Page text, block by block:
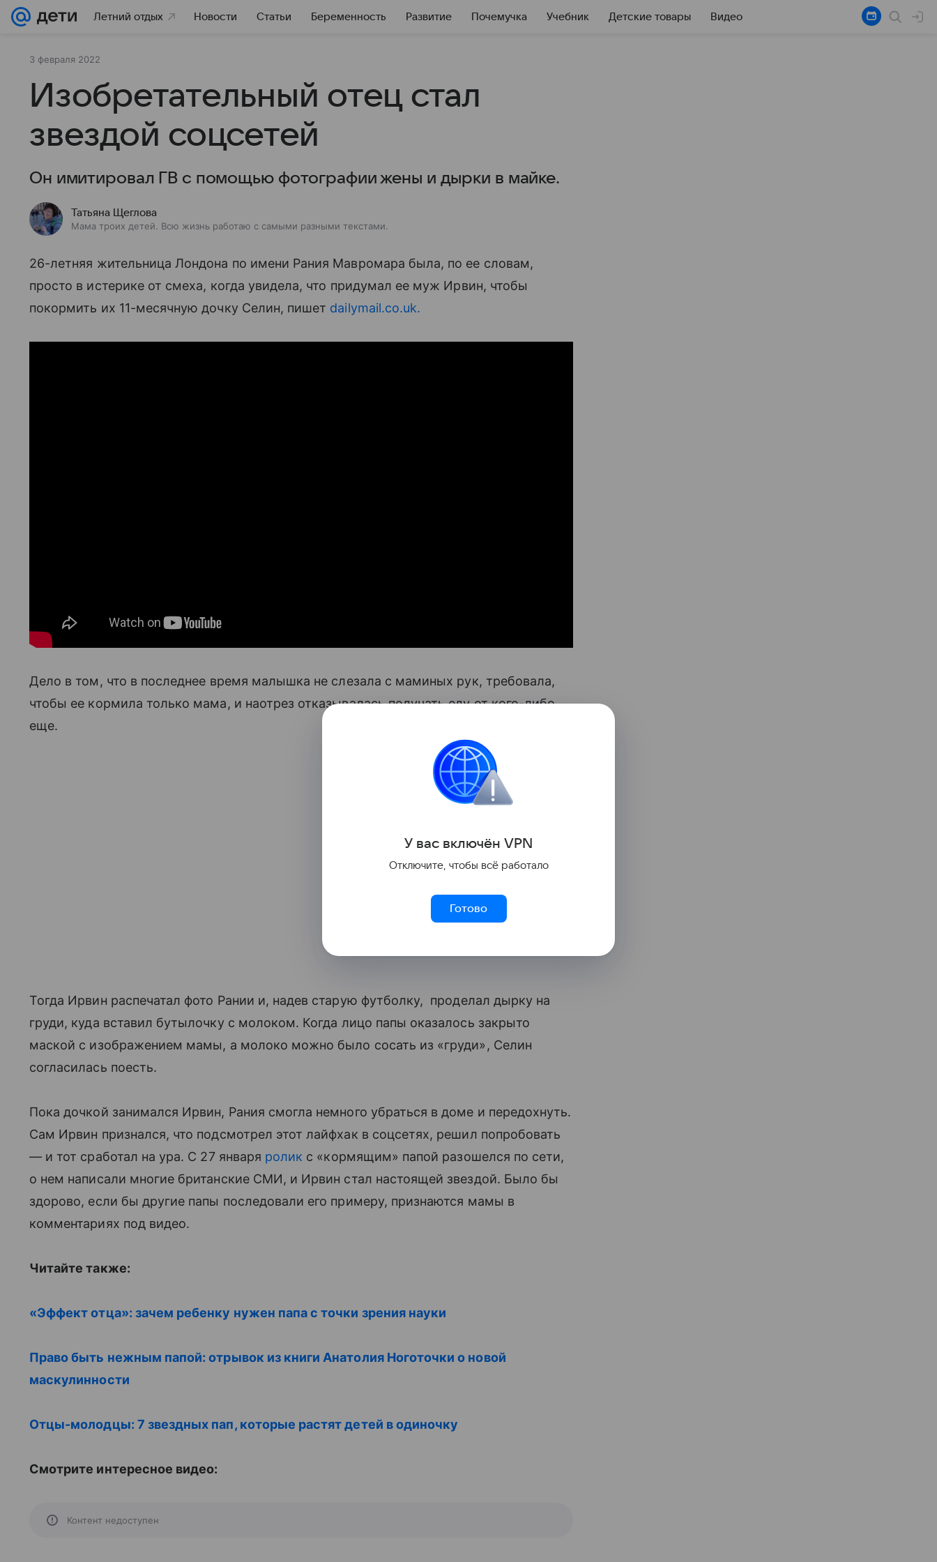
Летний отдых Новости Статьи Беременность Развитие Почемучка Учебник Детские товары Видео
3 февраля 2022
Изобретательный отец стал
звездой соцсетей
Он имитировал ГВ с помощью фотографии жены и дырки в майке.
Татьяна Щеглова
Мама троих детей. Всю жизнь работаю с самыми разными текстами.
26-летняя жительница Лондона по имени Рания Мавромара была, по ее словам,
просто в истерике от смеха, когда увидела, что придумал ее муж Ирвин, чтобы
покормить их 11-месячную дочку Селин, пишет dailymail.co.uk.
Дело в том, что в последнее время малышка не слезала с маминых рук, требовала,
чтобы ее кормила только мама, и наотрез отказывалась получать еду от кого-либо
еще.
Тогда Ирвин распечатал фото Рании и, надев старую футболку, проделал дырку на
груди, куда вставил бутылочку с молоком. Когда лицо папы оказалось закрыто
маской с изображением мамы, а молоко можно было сосать из «груди», Селин
согласилась поесть.
Пока дочкой занимался Ирвин, Рания смогла немного убраться в доме и передохнуть.
Сам Ирвин признался, что подсмотрел этот лайфхак в соцсетях, решил попробовать
— и тот сработал на ура. С 27 января ролик с «кормящим» папой разошелся по сети,
о нем написали многие британские СМИ, и Ирвин стал настоящей звездой. Было бы
здорово, если бы другие папы последовали его примеру, признаются мамы в
комментариях под видео.
Читайте также:
«Эффект отца»: зачем ребенку нужен папа с точки зрения науки
Право быть нежным папой: отрывок из книги Анатолия Ноготочки о новой
маскулинности
Отцы-молодцы: 7 звездных пап, которые растят детей в одиночку
Смотрите интересное видео:
Контент недоступен
У вас включён VPN
Отключите, чтобы всё работало
Готово